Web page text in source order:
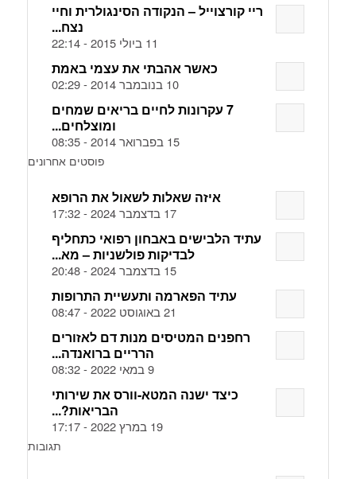
ריי קורצוייל – הנקודה הסינגולרית וחיי
נצח...
11 ביולי 2015 - 22:14
כאשר אהבתי את עצמי באמת
10 בנובמבר 2014 - 02:29
7 עקרונות לחיים בריאים שמחים
ומוצלחים...
15 בפברואר 2014 - 08:35
פוסטים אחרונים
איזה שאלות לשאול את הרופא
17 בדצמבר 2024 - 17:32
עתיד הלבישים באבחון רפואי כתחליף
לבדיקות פולשניות – מא...
15 בדצמבר 2024 - 20:48
עתיד הפארמה ותעשיית התרופות
21 באוגוסט 2022 - 08:47
רחפנים המטיסים מנות דם לאזורים
הרריים ברואנדה...
9 במאי 2022 - 08:32
כיצד ישנה המטא-וורס את שירותי
הבריאות?...
19 במרץ 2022 - 17:17
תגובות